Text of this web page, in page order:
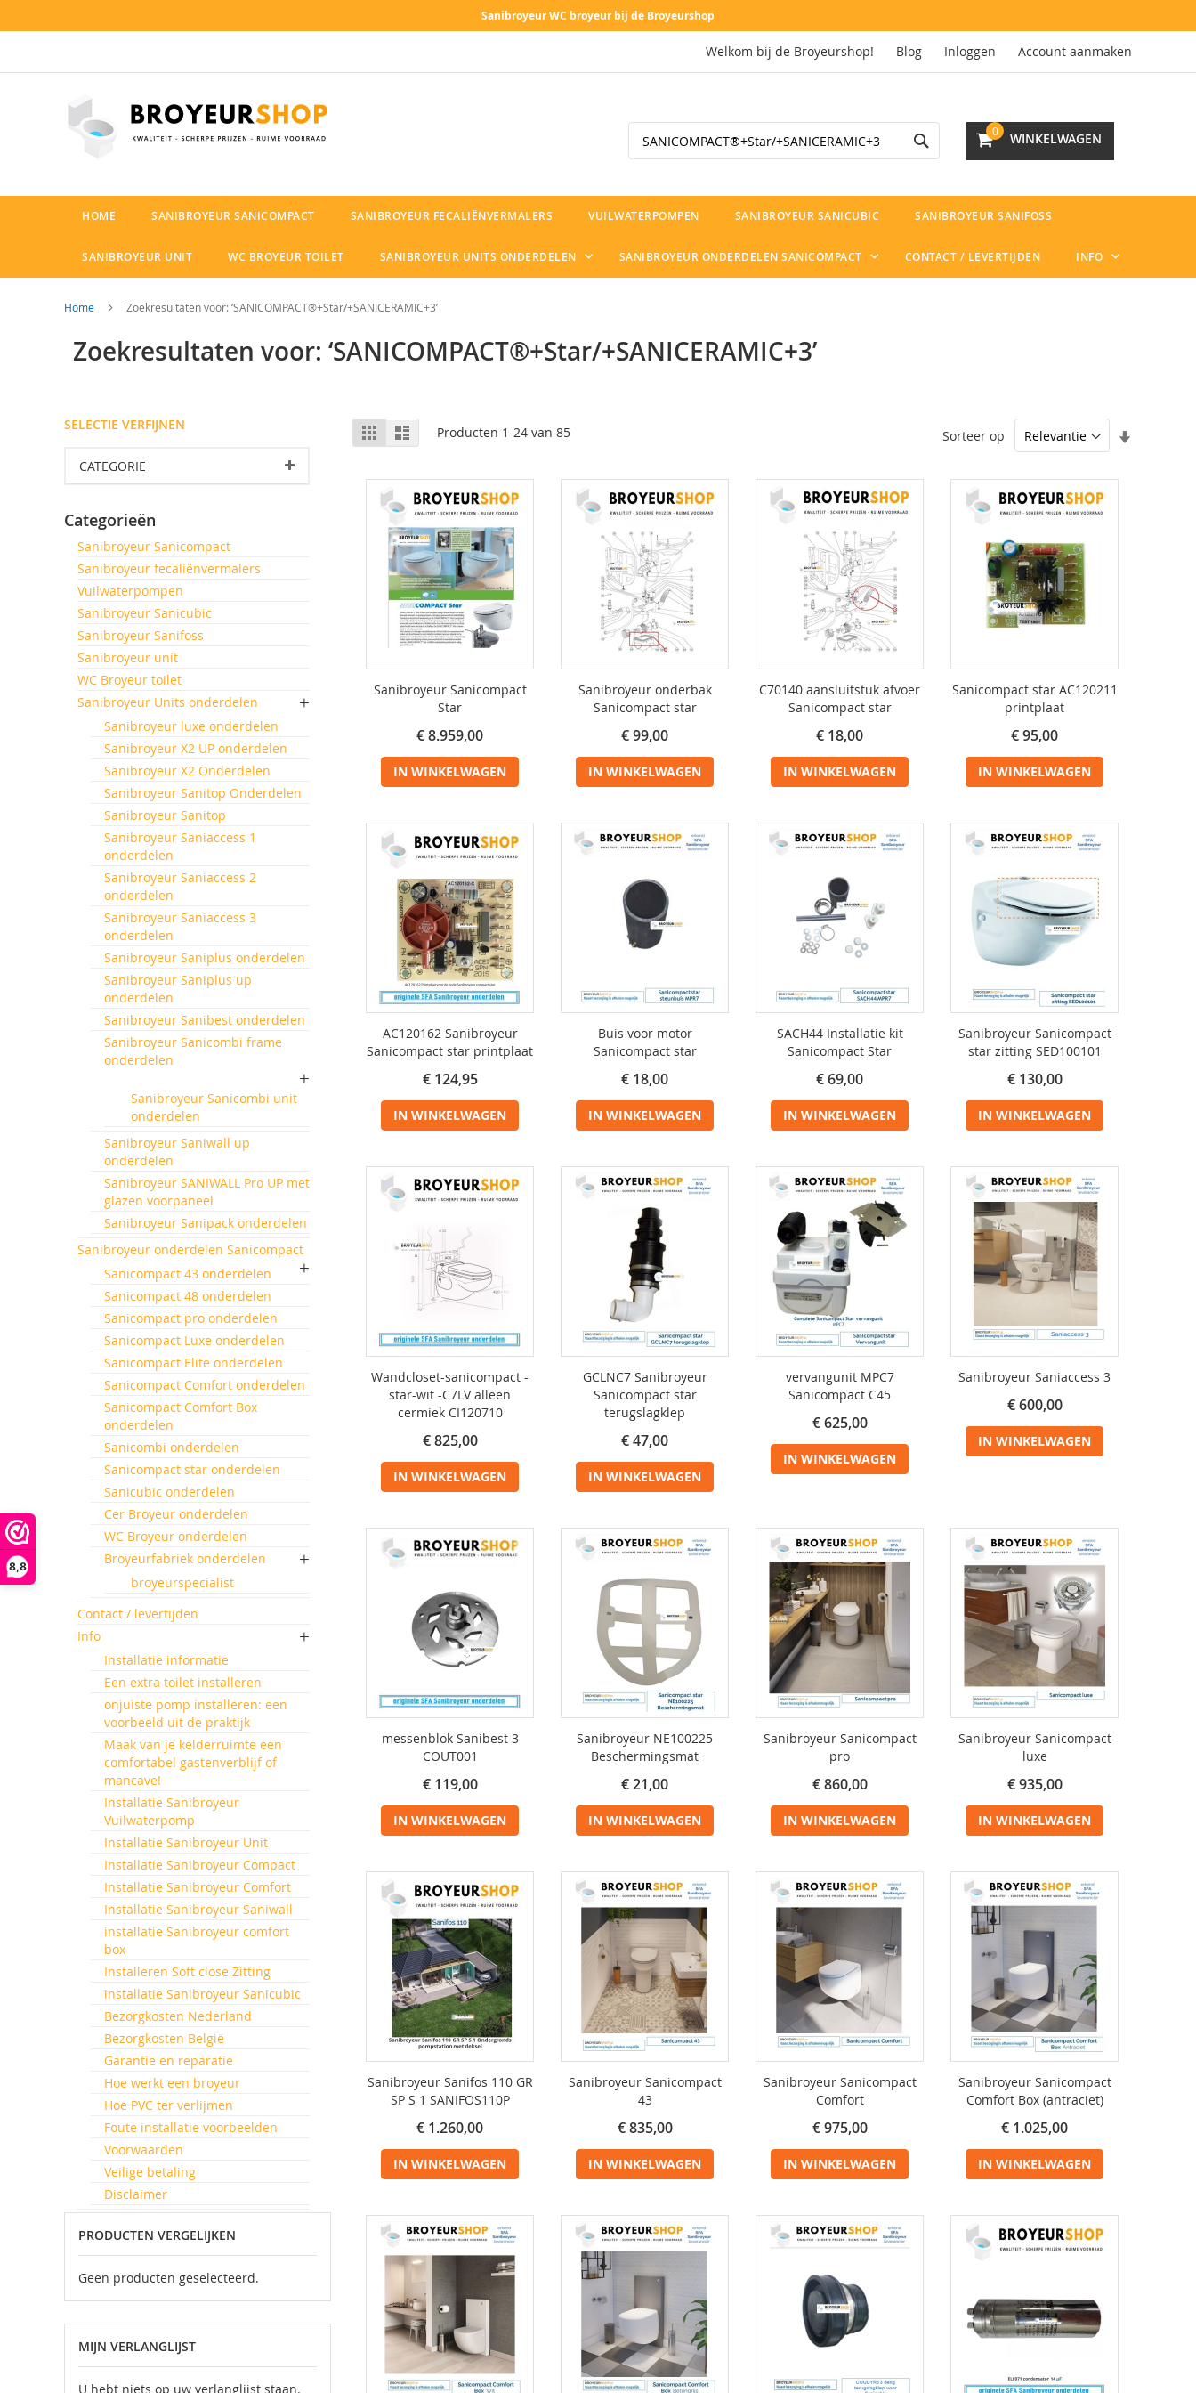
8,8
Sanibroyeur WC broyeur bij de Broyeurshop
Welkom bij de Broyeurshop! Blog Inloggen Account aanmaken
de
WINKELWAGEN
0
Search
HOME SANIBROYEUR SANICOMPACT SANIBROYEUR FECALIËNVERMALERS VUILWATERPOMPEN SANIBROYEUR SANICUBIC SANIBROYEUR SANIFOSS
SANIBROYEUR UNIT WC BROYEUR TOILET SANIBROYEUR UNITS ONDERDELEN SANIBROYEUR ONDERDELEN SANICOMPACT CONTACT / LEVERTIJDEN INFO
Home Zoekresultaten voor: ‘SANICOMPACT®+Star/+SANICERAMIC+3’
Zoekresultaten voor: ‘SANICOMPACT®+Star/+SANICERAMIC+3’
Tonen
als
Foto-
tabel
Lijst Producten 1-24 van 85 Sorteer op
Sanibroyeur Sanicompact
Star
€ 8.959,00
IN WINKELWAGEN
Sanibroyeur onderbak
Sanicompact star
€ 99,00
IN WINKELWAGEN
C70140 aansluitstuk afvoer
Sanicompact star
€ 18,00
IN WINKELWAGEN
Sanicompact star AC120211
printplaat
€ 95,00
IN WINKELWAGEN
AC120162 Sanibroyeur
Sanicompact star printplaat
€ 124,95
IN WINKELWAGEN
Buis voor motor
Sanicompact star
€ 18,00
IN WINKELWAGEN
SACH44 Installatie kit
Sanicompact Star
€ 69,00
IN WINKELWAGEN
Sanibroyeur Sanicompact
star zitting SED100101
€ 130,00
IN WINKELWAGEN
Wandcloset-sanicompact -
star-wit -C7LV alleen
cermiek CI120710
€ 825,00
IN WINKELWAGEN
GCLNC7 Sanibroyeur
Sanicompact star
terugslagklep
€ 47,00
IN WINKELWAGEN
vervangunit MPC7
Sanicompact C45
€ 625,00
IN WINKELWAGEN
Sanibroyeur Saniaccess 3
€ 600,00
IN WINKELWAGEN
messenblok Sanibest 3
COUT001
€ 119,00
IN WINKELWAGEN
Sanibroyeur NE100225
Beschermingsmat
€ 21,00
IN WINKELWAGEN
Sanibroyeur Sanicompact
pro
€ 860,00
IN WINKELWAGEN
Sanibroyeur Sanicompact
luxe
€ 935,00
IN WINKELWAGEN
Sanibroyeur Sanifos 110 GR
SP S 1 SANIFOS110P
€ 1.260,00
IN WINKELWAGEN
Sanibroyeur Sanicompact
43
€ 835,00
IN WINKELWAGEN
Sanibroyeur Sanicompact
Comfort
€ 975,00
IN WINKELWAGEN
Sanibroyeur Sanicompact
Comfort Box (antraciet)
€ 1.025,00
IN WINKELWAGEN
SELECTIE VERFIJNEN
CATEGORIE
Categorieën
Sanibroyeur Sanicompact
Sanibroyeur fecaliënvermalers
Vuilwaterpompen
Sanibroyeur Sanicubic
Sanibroyeur Sanifoss
Sanibroyeur unit
WC Broyeur toilet
Sanibroyeur Units onderdelen
Sanibroyeur luxe onderdelen
Sanibroyeur X2 UP onderdelen
Sanibroyeur X2 Onderdelen
Sanibroyeur Sanitop Onderdelen
Sanibroyeur Sanitop
Sanibroyeur Saniaccess 1
onderdelen
Sanibroyeur Saniaccess 2
onderdelen
Sanibroyeur Saniaccess 3
onderdelen
Sanibroyeur Saniplus onderdelen
Sanibroyeur Saniplus up
onderdelen
Sanibroyeur Sanibest onderdelen
Sanibroyeur Sanicombi frame
onderdelen
Sanibroyeur Sanicombi unit
onderdelen
Sanibroyeur Saniwall up
onderdelen
Sanibroyeur SANIWALL Pro UP met
glazen voorpaneel
Sanibroyeur Sanipack onderdelen
Sanibroyeur onderdelen Sanicompact
Sanicompact 43 onderdelen
Sanicompact 48 onderdelen
Sanicompact pro onderdelen
Sanicompact Luxe onderdelen
Sanicompact Elite onderdelen
Sanicompact Comfort onderdelen
Sanicompact Comfort Box
onderdelen
Sanicombi onderdelen
Sanicompact star onderdelen
Sanicubic onderdelen
Cer Broyeur onderdelen
WC Broyeur onderdelen
Broyeurfabriek onderdelen
broyeurspecialist
Contact / levertijden
Info
Installatie informatie
Een extra toilet installeren
onjuiste pomp installeren: een
voorbeeld uit de praktijk
Maak van je kelderruimte een
comfortabel gastenverblijf of
mancave!
Installatie Sanibroyeur
Vuilwaterpomp
Installatie Sanibroyeur Unit
Installatie Sanibroyeur Compact
Installatie Sanibroyeur Comfort
Installatie Sanibroyeur Saniwall
installatie Sanibroyeur comfort
box
Installeren Soft close Zitting
installatie Sanibroyeur Sanicubic
Bezorgkosten Nederland
Bezorgkosten België
Garantie en reparatie
Hoe werkt een broyeur
Hoe PVC ter verlijmen
Foute installatie voorbeelden
Voorwaarden
Veilige betaling
Disclaimer
PRODUCTEN VERGELIJKEN
Geen producten geselecteerd.
MIJN VERLANGLIJST
U hebt niets op uw verlanglijst staan.